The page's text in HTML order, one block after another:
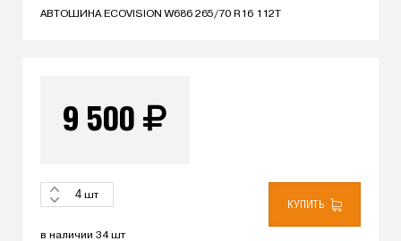
АВТОШИНА ECOVISION W686 265/70 R16 112T
9 500
шт
КУПИТЬ
в наличии 34 шт